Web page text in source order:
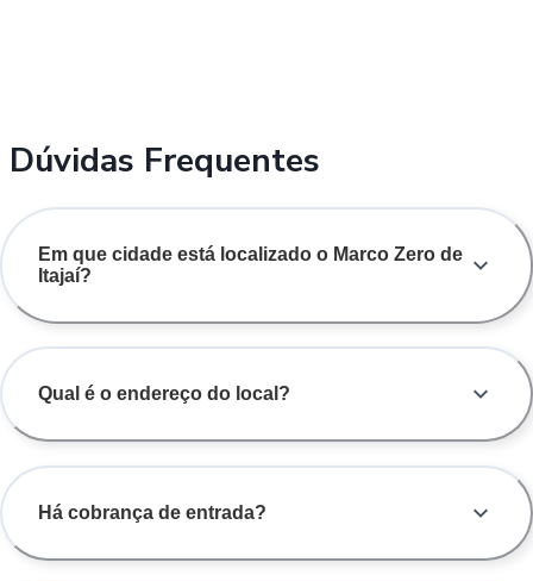
Dúvidas Frequentes
Em que cidade está localizado o Marco Zero de
Itajaí?
Qual é o endereço do local?
Há cobrança de entrada?